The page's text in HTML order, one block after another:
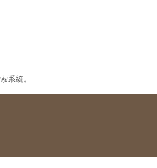
系統。